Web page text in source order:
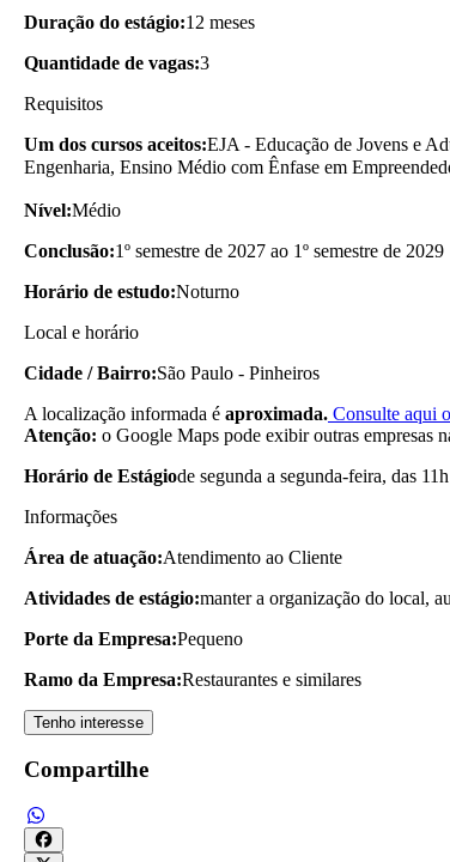
Duração do estágio:12 meses
Quantidade de vagas:3
Requisitos
Um dos cursos aceitos:EJA - Educação de Jovens e
Engenharia, Ensino Médio com Ênfase em
Nível:Médio
Conclusão:1º semestre de 2027 ao 1º semestre de 2029
Horário de estudo:Noturno
Local e horário
Cidade / Bairro:São Paulo - Pinheiros
A localização informada é aproximada. Consulte aqui
Atenção: o Google Maps pode exibir outras empresas
Horário de Estágiode segunda a segunda-feira, das
Informações
Área de atuação:Atendimento ao Cliente
Atividades de estágio:manter a organização do local,
Porte da Empresa:Pequeno
Ramo da Empresa:Restaurantes e similares
Tenho interesse
Compartilhe